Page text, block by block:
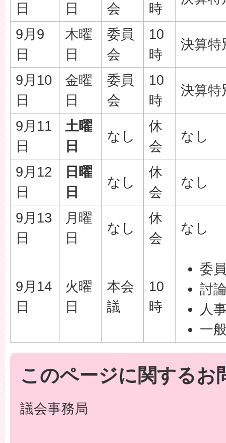
日
日
会
時
9月9
日
木曜
日
委員
会
10
時
決算特
9月10
日
金曜
日
委員
会
10
時
決算特
9月11
日
土曜
日
なし
休
会
なし
9月12
日
日曜
日
なし
休
会
なし
9月13
日
月曜
日
なし
休
会
なし
9月14
日
火曜
日
本会
議
10
時
委
討
人
一
このページに関するお
議会事務局